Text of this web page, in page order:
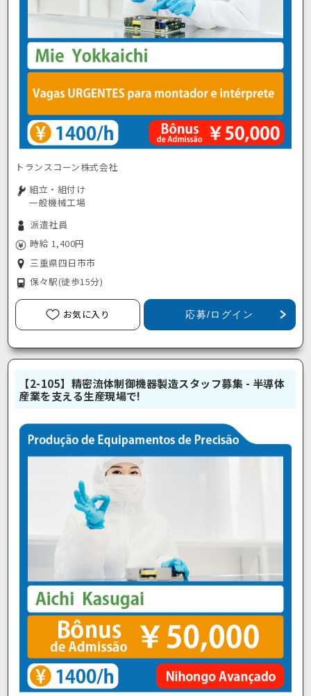
トランスコーン株式会社
組立・組付け
一般機械工場
派遣社員
時給 1,400円
三重県四日市市
保々駅(徒歩15分)
お気に入り 応募/ログイン
【2-105】精密流体制御機器製造スタッフ募集 - 半導体
産業を支える生産現場で!